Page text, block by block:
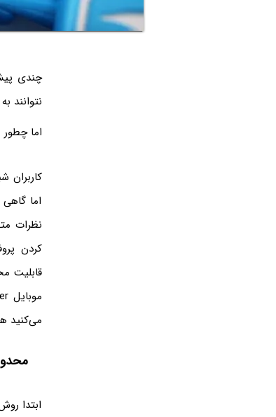
چندی
نتوانند
اما
کاربران
اما
نظرات
کردن
قابلیت
موبایل Twitter برای
می‌کنید
ابتدا